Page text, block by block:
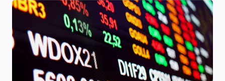
Newsletters
Cotações
Comprar ou vender?
Carteiras Recomendadas